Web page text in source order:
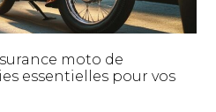
moto de
essentielles pour vos